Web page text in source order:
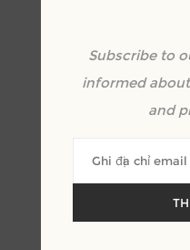
Subscribe to
informed
and